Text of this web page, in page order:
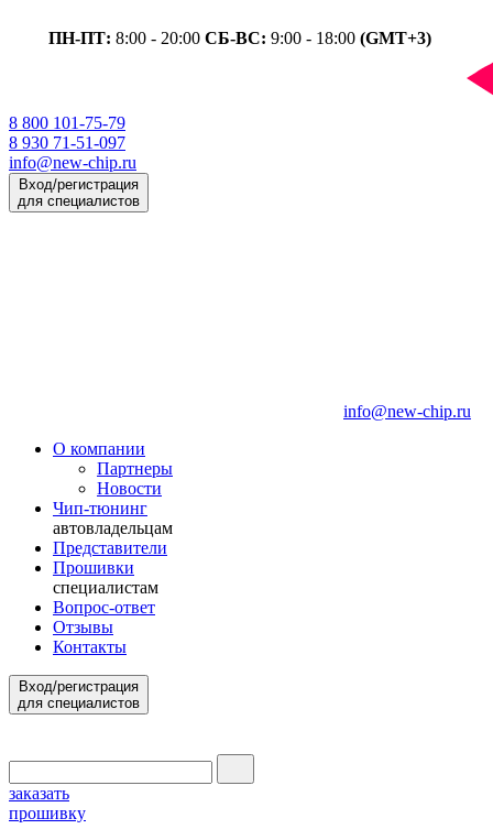
ПН-ПТ: 8:00 - 20:00 СБ-ВС: 9:00 - 18:00 (GMT+3)
8 800 101-75-79
8 930 71-51-097
info@new-chip.ru
Вход/регистрация
для специалистов
info@new-chip.ru
О компании
Партнеры
Новости
Чип-тюнинг
автовладельцам
Представители
Прошивки
специалистам
Вопрос-ответ
Отзывы
Контакты
Вход/регистрация
для специалистов
заказать
прошивку